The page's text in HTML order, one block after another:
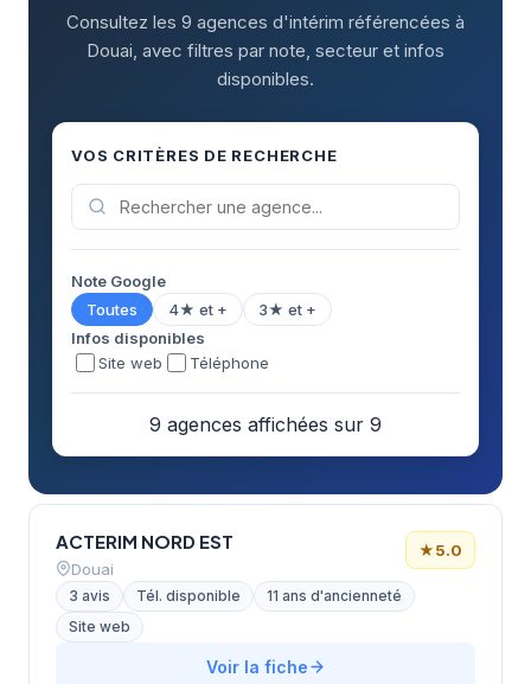
Consultez les 9 agences d'intérim référencées à
Douai, avec filtres par note, secteur et infos
disponibles.
VOS CRITÈRES DE RECHERCHE
Note Google
Toutes
4★ et +
3★ et +
Infos disponibles
Site web
Téléphone
9 agences affichées sur 9
ACTERIM NORD EST
Douai
★5.0
3 avis Tél. disponible
11 ans d'ancienneté
Site web
Voir la fiche